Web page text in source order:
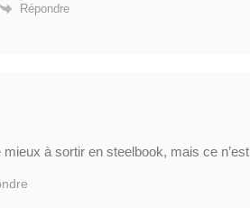
Répondre
mieux à sortir en steelbook, mais ce